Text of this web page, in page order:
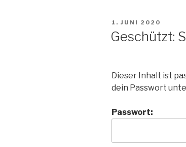
VERÖFFENTLICHT
1. JUNI 2020
Geschützt:
Dieser Inhalt ist
dein Passwort
Passwort: